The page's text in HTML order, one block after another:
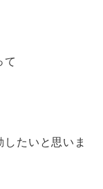
て
たいと思いま